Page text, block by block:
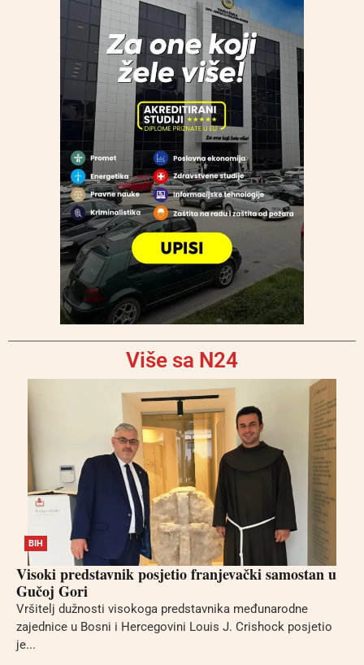
Više sa N24
BIH
Visoki predstavnik posjetio franjevački samostan u
Gučoj Gori
Vršitelj dužnosti visokoga predstavnika međunarodne
zajednice u Bosni i Hercegovini Louis J. Crishock posjetio
je...